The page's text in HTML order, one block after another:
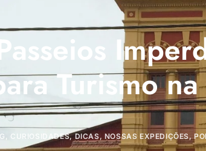
Turismo
CURIOSIDADES,DICAS, NOSSAS EXPEDIÇÕES,